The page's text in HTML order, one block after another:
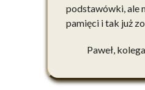
podstawówki, ale
pamięci i tak już
Paweł,